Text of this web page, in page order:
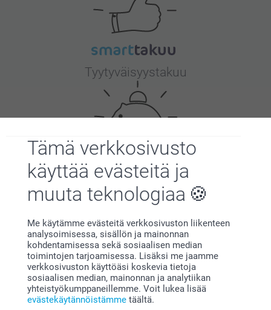
Tämä verkkosivusto
käyttää evästeitä ja
muuta teknologiaa
Me käytämme evästeitä verkkosivuston liikenteen
analysoimisessa, sisällön ja mainonnan
kohdentamisessa sekä sosiaalisen median
toimintojen tarjoamisessa. Lisäksi me jaamme
verkkosivuston käyttöäsi koskevia tietoja
sosiaalisen median, mainonnan ja analytiikan
yhteistyökumppaneillemme. Voit lukea lisää
evästekäytännöistämme täältä.
Tyytyväisyystakuu
Bonusta kaikista tilauksista
Etsitkö inspiraatiota?